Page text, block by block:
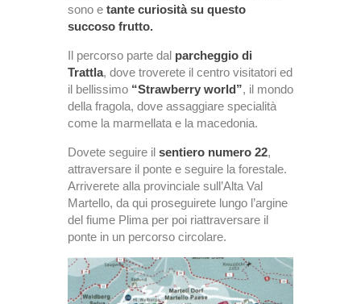
sono e tante curiosità su questo
succoso frutto.
Il percorso parte dal parcheggio di
Trattla, dove troverete il centro visitatori ed
il bellissimo “Strawberry world”, il mondo
della fragola, dove assaggiare specialità
come la marmellata e la macedonia.
Dovete seguire il sentiero numero 22,
attraversare il ponte e seguire la forestale.
Arriverete alla provinciale sull’Alta Val
Martello, da qui proseguirete lungo l’argine
del fiume Plima per poi riattraversare il
ponte in un percorso circolare.